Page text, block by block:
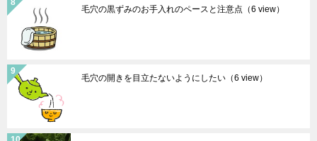
毛穴の黒ずみのお手入れのペースと注意点 （6 view）
毛穴の開きを目立たないようにしたい （6 view）